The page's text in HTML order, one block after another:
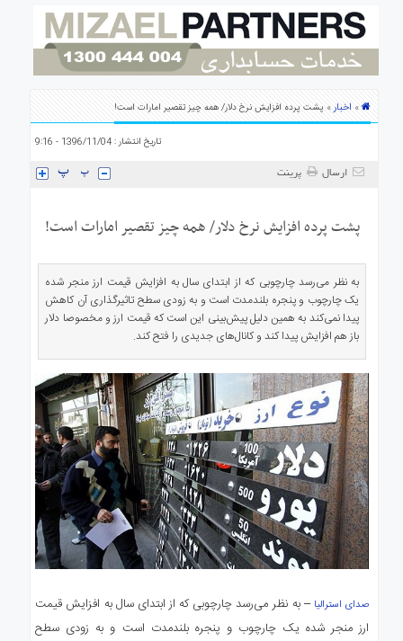
استرالیا
ارتباط» اخبار» پشت پرده افزایش نرخ دلار/ همه چیز تقصیر امارات است!
تاریخ انتشار : 1396/11/04 - 9:16
ارسال پرینت
پشت پرده افزایش نرخ دلار/ همه چیز تقصیر امارات است!
به نظر می‌رسد چارچوبی که از ابتدای سال به افزایش قیمت ارز منجر شده
یک چارچوب و پنجره بلندمدت است و به زودی سطح تاثیرگذاری آن کاهش
پیدا نمی‌کند به همین دلیل پیش‌بینی این است که قیمت ارز و مخصوصا دلار
باز هم افزایش پیدا کند و کانال‌های جدیدی را فتح کند.
صدای استرالیا – به نظر می‌رسد چارچوبی که از ابتدای سال به افزایش قیمت
ارز منجر شده یک چارچوب و پنجره بلندمدت است و به زودی سطح